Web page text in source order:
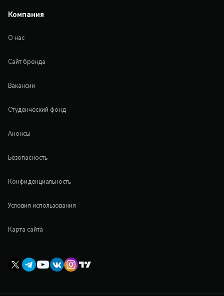
Компания
О нас
Сайт бренда
Вакансии
Студенческий фонд
Анонсы
Безопасность
Конфиденциальность
Условия использования
Карта сайта